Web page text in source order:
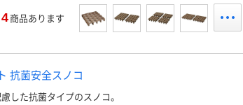
4 商品あります
抗菌安全スノコ
した抗菌タイプのスノコ。